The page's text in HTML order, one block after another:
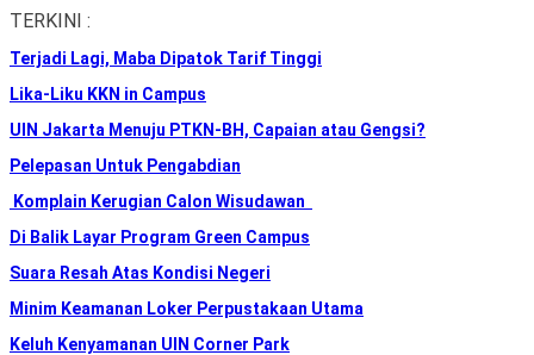
Skip
the
content
TERKINI :
Terjadi Lagi, Maba Dipatok Tarif Tinggi
Lika-Liku KKN in Campus
UIN Jakarta Menuju PTKN-BH, Capaian atau Gengsi?
Pelepasan Untuk Pengabdian
Komplain Kerugian Calon Wisudawan
Di Balik Layar Program Green Campus
Suara Resah Atas Kondisi Negeri
Minim Keamanan Loker Perpustakaan Utama
Keluh Kenyamanan UIN Corner Park